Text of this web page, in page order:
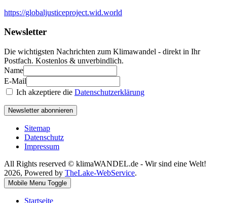
https://globaljusticeproject.wid.world
Newsletter
Die wichtigsten Nachrichten zum Klimawandel - direkt in Ihr
Postfach. Kostenlos & unverbindlich.
Name
E-Mail
Ich akzeptiere die Datenschutzerklärung
Newsletter abonnieren
Sitemap
Datenschutz
Impressum
All Rights reserved © klimaWANDEL.de - Wir sind eine Welt!
2026, Powered by TheLake-WebService.
Mobile Menu Toggle
Startseite